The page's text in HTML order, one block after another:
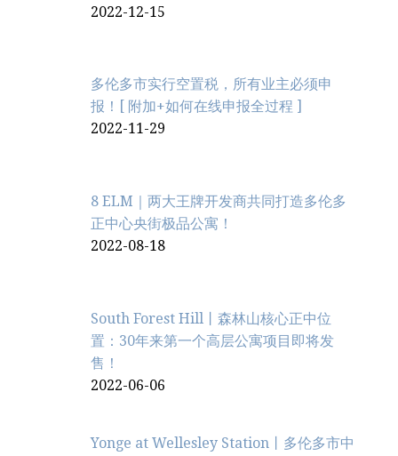
2022-12-15
多伦多市实行空置税，所有业主必须申
报！[ 附加+如何在线申报全过程 ]
2022-11-29
8 ELM｜两大王牌开发商共同打造多伦多
正中心央街极品公寓！
2022-08-18
South Forest Hill丨森林山核心正中位
置：30年来第一个高层公寓项目即将发
售！
2022-06-06
Yonge at Wellesley Station丨多伦多市中